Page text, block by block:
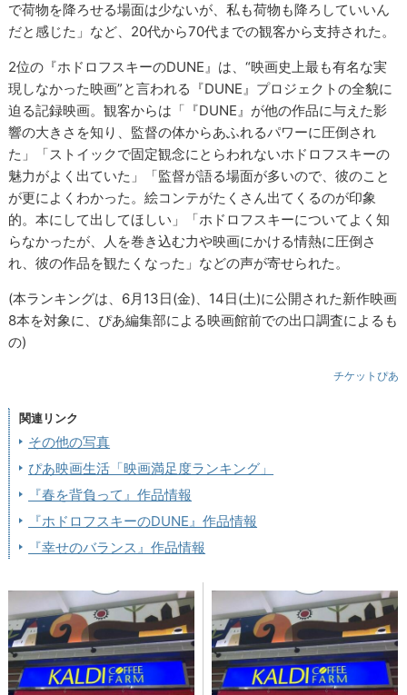
で荷物を降ろせる場面は少ないが、私も荷物も降ろしていいん
だと感じた」など、20代から70代までの観客から支持された。
2位の『ホドロフスキーのDUNE』は、“映画史上最も有名な実
現しなかった映画”と言われる『DUNE』プロジェクトの全貌に
迫る記録映画。観客からは「『DUNE』が他の作品に与えた影
響の大きさを知り、監督の体からあふれるパワーに圧倒され
た」「ストイックで固定観念にとらわれないホドロフスキーの
魅力がよく出ていた」「監督が語る場面が多いので、彼のこと
が更によくわかった。絵コンテがたくさん出てくるのが印象
的。本にして出してほしい」「ホドロフスキーについてよく知
らなかったが、人を巻き込む力や映画にかける情熱に圧倒さ
れ、彼の作品を観たくなった」などの声が寄せられた。
(本ランキングは、6月13日(金)、14日(土)に公開された新作映画
8本を対象に、ぴあ編集部による映画館前での出口調査によるも
の)
チケットぴあ
関連リンク
その他の写真
ぴあ映画生活「映画満足度ランキング」
『春を背負って』作品情報
『ホドロフスキーのDUNE』作品情報
『幸せのバランス』作品情報